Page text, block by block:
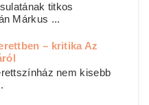
titkos
Márkus ...
– kritika Az
nem kisebb